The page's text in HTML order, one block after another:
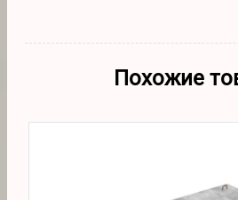
Похожие